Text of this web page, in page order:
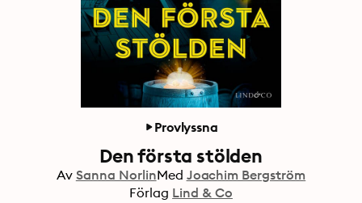
Provlyssna
Den första stölden
Av Sanna NorlinMed Joachim Bergström
Förlag Lind & Co